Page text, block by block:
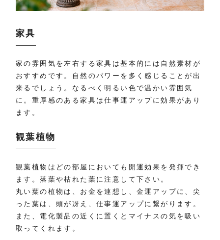
家具
家の雰囲気を左右する家具は基本的には自然素材が
おすすめです。自然のパワーを多く感じることが出
来るでしょう。なるべく明るい色で温かい雰囲気
に。重厚感のある家具は仕事運アップに効果があり
ます。
観葉植物
観葉植物はどの部屋においても開運効果を発揮でき
ます。落葉や枯れた葉に注意して下さい。
丸い葉の植物は、お金を連想し、金運アップに、尖
った葉は、頭が冴え、仕事運アップに繋がります。
また、電化製品の近くに置くとマイナスの気を吸い
取ってくれます。